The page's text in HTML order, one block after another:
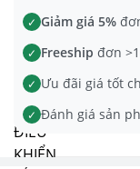
✓ Giảm giá 5%
✓ Freeship đơn
✓ Ưu đãi giá tốt
✓ Đánh giá sản